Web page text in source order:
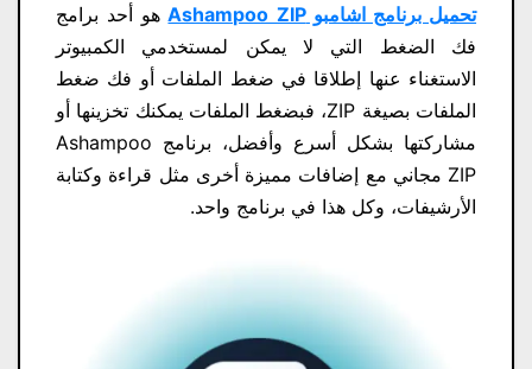
تحميل برنامج اشامبو Ashampoo ZIP
هو أحد برامج
فك الضغط التي لا يمكن لمستخدمي الكمبيوتر
الاستغناء عنها إطلاقا في ضغط الملفات أو فك ضغط
الملفات بصيغة ZIP، فبضغط الملفات يمكنك تخزينها أو
مشاركتها بشكل أسرع وأفضل، برنامج Ashampoo
ZIP مجاني مع إضافات مميزة أخرى مثل قراءة وكتابة
الأرشيفات، وكل هذا في برنامج واحد.